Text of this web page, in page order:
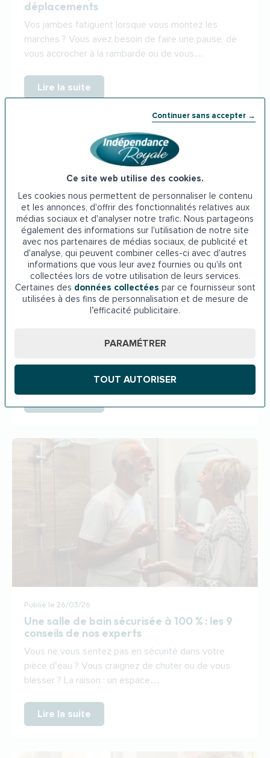
Continuer sans accepter →
Ce site web utilise des cookies.
Les cookies nous permettent de personnaliser le contenu
et les annonces, d'offrir des fonctionnalités relatives aux
médias sociaux et d'analyser notre trafic. Nous partageons
également des informations sur l'utilisation de notre site
avec nos partenaires de médias sociaux, de publicité et
d'analyse, qui peuvent combiner celles-ci avec d'autres
informations que vous leur avez fournies ou qu'ils ont
collectées lors de votre utilisation de leurs services.
Certaines des données collectées par ce fournisseur sont
utilisées à des fins de personnalisation et de mesure de
l’efficacité publicitaire.
PARAMÉTRER
TOUT AUTORISER
déplacements
Vos jambes fatiguent lorsque vous montez les
marches ? Vous avez besoin de faire une pause, de
vous accrocher à la rambarde ou de vous…
Lire la suite
Publié le 27/03/26
Douleur au genou quand je monte ou
descends les escaliers : raisons et solutions
Ça tire, ça bloque, ça fait mal… Les genoux sont très
escaliers. Mais, depuis…
Publié le 26/03/26
Une salle de bain sécurisée​ à 100 % : les 9
conseils de nos experts
Vous ne vous sentez pas en sécurité dans votre
pièce d’eau ? Vous craignez de chuter ou de vous
blesser ? La raison : un espace…
Lire la suite